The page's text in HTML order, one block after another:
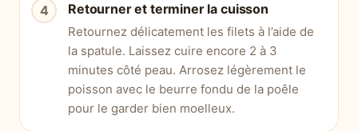
Retourner et terminer la cuisson
Retournez délicatement les filets à l’aide de
la spatule. Laissez cuire encore 2 à 3
minutes côté peau. Arrosez légèrement le
poisson avec le beurre fondu de la poêle
pour le garder bien moelleux.